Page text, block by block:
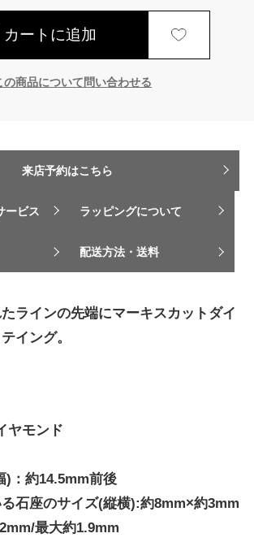
の商品について問い合わせる
来店予約はこちら
ービス ラッピングについて
配送方法・送料
ラインの先端にマーキスカットダイ
イング。
ヤモンド
)：約14.5mm前後
石座のサイズ(縦横):約8mm×約3mm
最大約1.9mm